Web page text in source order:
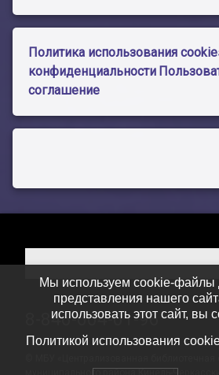
Политика использования
конфиденциальности
соглашение
Тел:
8-846-604-01-96
© МБУ «Централизованная библиотечная
муниципального района Кинель-
Мы используем cookie-файлы
представления нашего
использовать этот сайт, вы
Политикой использования